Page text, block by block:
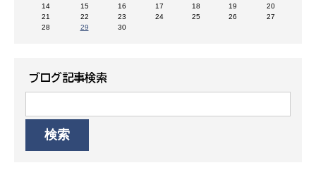
14 15 16 17 18 19
20
21
22 23 24 25 26
27
28
29 30
ブログ記事検索